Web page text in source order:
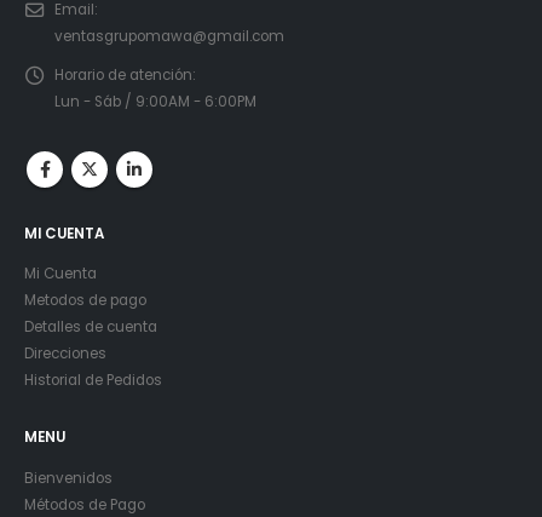
Email:
ventasgrupomawa@gmail.com
Horario de atención:
Lun - Sáb / 9:00AM - 6:00PM
MI CUENTA
Mi Cuenta
Metodos de pago
Detalles de cuenta
Direcciones
Historial de Pedidos
MENU
Bienvenidos
Métodos de Pago